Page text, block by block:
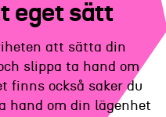
eget sätt
att sätta din
slippa ta hand om
finns också saker du
hand om din lägenhet